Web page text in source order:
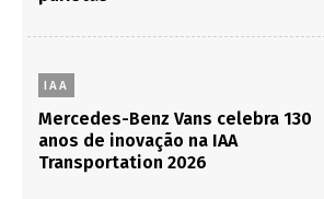
IAA
Mercedes-Benz Vans celebra 130
anos de inovação na IAA
Transportation 2026